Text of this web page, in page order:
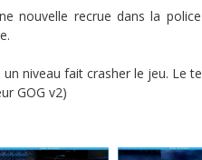
nouvelle recrue dans la
niveau fait crasher le jeu. Le
GOG v2)